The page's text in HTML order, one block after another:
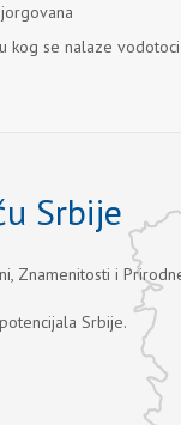
kog se nalaze
Srbije
Znamenitosti i
Srbije.